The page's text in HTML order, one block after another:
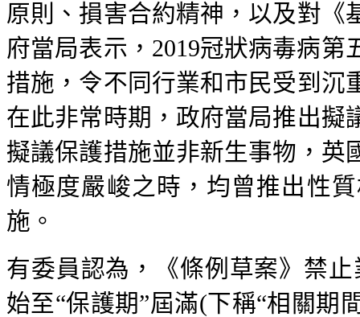
原則、損害合約精神，以及對《
府當局表示，2019冠狀病毒病
措施，令不同行業和市民受到沉
在此非常時期，政府當局推出擬
擬議保護措施並非新生事物，英
情極度嚴峻之時，均曾推出性
施。
有委員認為，《條例草案》禁
始至“保護期”屆滿(下稱“相關期